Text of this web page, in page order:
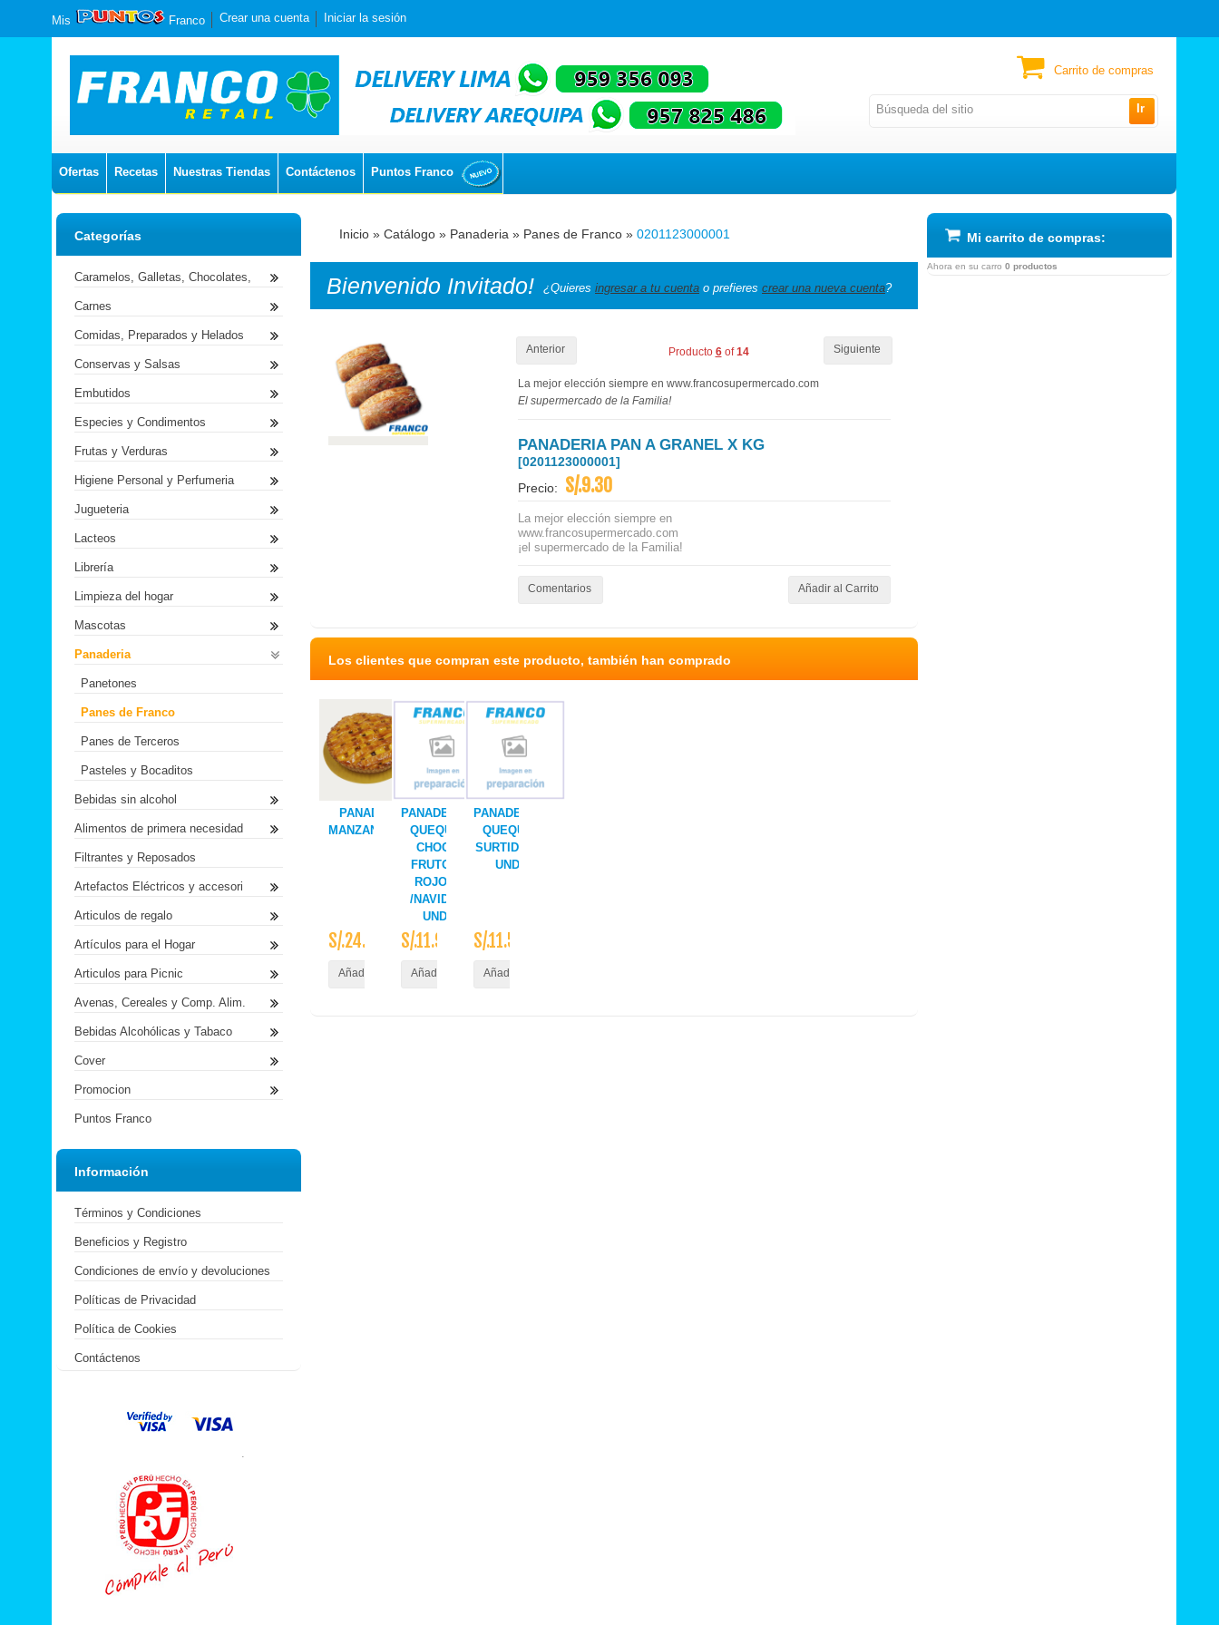
Ir
Mis Franco Crear una cuenta Iniciar la sesión
Ofertas Recetas Nuestras Tiendas Contáctenos Puntos Franco
Carrito de compras
Inicio » Catálogo » Panaderia » Panes de Franco » 0201123000001
Bienvenido Invitado! ¿Quieres ingresar a tu cuenta o prefieres crear una nueva cuenta?
Anterior Siguiente
Producto 6of14
La mejor elección siempre en www.francosupermercado.com
El supermercado de la Familia!
PANADERIA PAN A GRANEL X KG
[0201123000001]
Precio: S/.9.30
La mejor elección siempre en
www.francosupermercado.com
¡el supermercado de la Familia!
Comentarios Añadir al Carrito
Los clientes que compran este producto, también han comprado
PANADERIA PIE DE
MANZANA/MEMBRILLO
S/.24.90
Añadir al Carrito
PANADERIA
QUEQUE
CHOC/
FRUTOS
ROJOS
/NAVID X
UND
S/.11.90
Añadir al Carrito
PANADERIA
QUEQUE
SURTIDO X
UND
S/.11.50
Añadir al Carrito
Categorías
Caramelos, Galletas, Chocolates,
Carnes
Comidas, Preparados y Helados
Conservas y Salsas
Embutidos
Especies y Condimentos
Frutas y Verduras
Higiene Personal y Perfumeria
Jugueteria
Lacteos
Librería
Limpieza del hogar
Mascotas
Panaderia
Panetones
Panes de Franco
Panes de Terceros
Pasteles y Bocaditos
Bebidas sin alcohol
Alimentos de primera necesidad
Filtrantes y Reposados
Artefactos Eléctricos y accesori
Articulos de regalo
Artículos para el Hogar
Articulos para Picnic
Avenas, Cereales y Comp. Alim.
Bebidas Alcohólicas y Tabaco
Cover
Promocion
Puntos Franco
Información
Términos y Condiciones
Beneficios y Registro
Condiciones de envío y devoluciones
Políticas de Privacidad
Política de Cookies
Contáctenos
.
Mi carrito de compras:
Ahora en su carro 0 productos